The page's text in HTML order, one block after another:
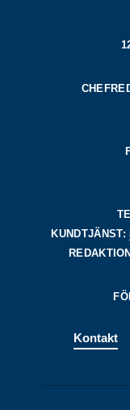
KUNDTJÄNST:
Kontakt